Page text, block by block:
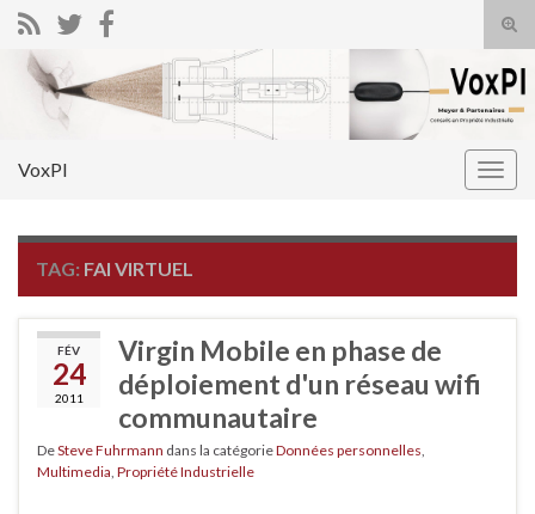
Search for:
VoxPI
TAG: FAI VIRTUEL
FÉV
24
2011
Virgin Mobile en phase de
déploiement d'un réseau wifi
communautaire
DeSteve Fuhrmann dans la catégorieDonnées personnelles
Multimedia Propriété Industrielle